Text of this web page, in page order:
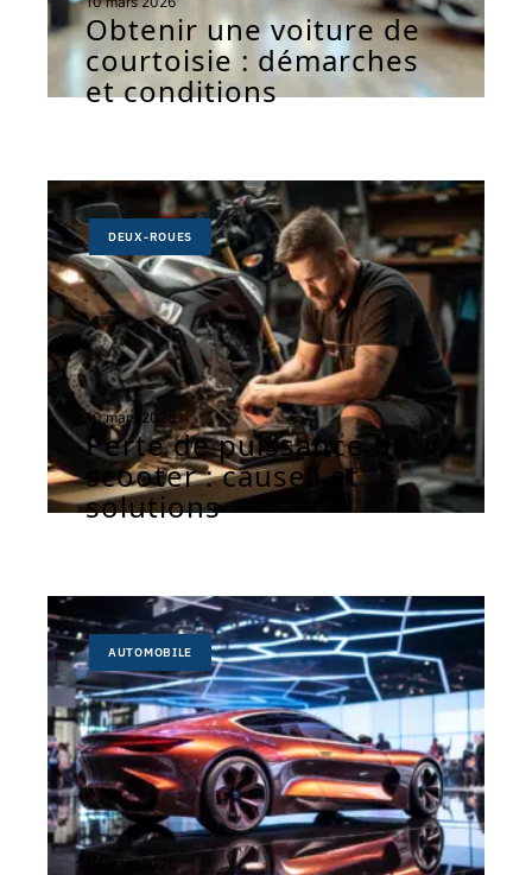
Obtenir une voiture de
courtoisie : démarches
et conditions
DEUX-ROUES
10 mars 2026
Perte de puissance du
scooter : causes et
solutions
AUTOMOBILE
10 mars 2026